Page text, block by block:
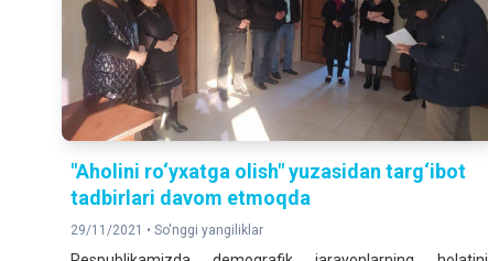
"Aholini ro‘yxatga olish" yuzasidan targ‘ibot
tadbirlari davom etmoqda
29/11/2021 • So'nggi yangiliklar